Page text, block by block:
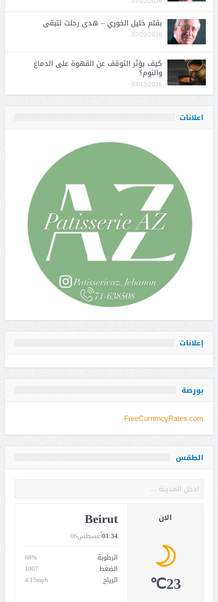
بقلم خليل الخوري – هدى رحلت لتبقى
07/20/2026
كيف يؤثر التوقف عن القهوة على الدماغ
والنوم؟
07/13/2026
اعلانات
إعلانات
بورصة
FreeCurrencyRates.com
الطقس
Beirut
أغسطس0601:34
الرطوبة
68%
الضغط
1007
الرياح
4.15mph
الان
23℃